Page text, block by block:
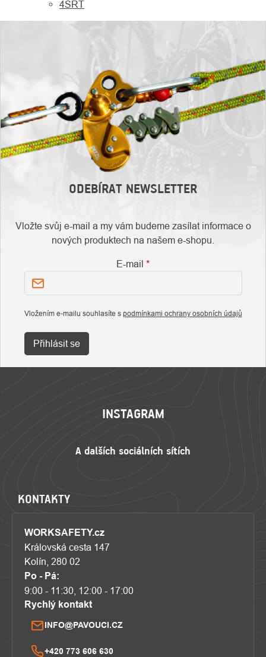
4SRT
ODEBÍRAT NEWSLETTER
Vložte svůj e-mail a my vám budeme zasílat informace o
nových produktech na našem e-shopu.
E-mail
Vložením e-mailu souhlasíte s podmínkami ochrany osobních údajů
Přihlásit se
INSTAGRAM
KONTAKTY
WORKSAFETY.cz
Královská cesta 147
Kolín, 280 02
Po - Pá:
9:00 - 11:30, 12:00 - 17:00
Rychlý kontakt
INFO@PAVOUCI.CZ
+420 773 606 630